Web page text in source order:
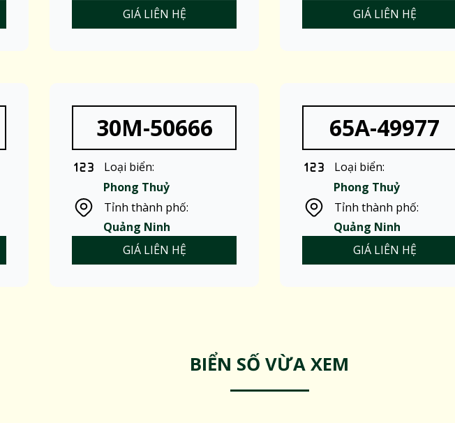
GIÁ LIÊN HỆ
GIÁ LIÊN HỆ
30M-50666
Loại biển:
Phong Thuỷ
Tỉnh thành phố:
Quảng Ninh
GIÁ LIÊN HỆ
65A-49977
Loại biển:
Phong Thuỷ
Tỉnh thành phố:
Quảng Ninh
GIÁ LIÊN HỆ
BIỂN SỐ VỪA XEM